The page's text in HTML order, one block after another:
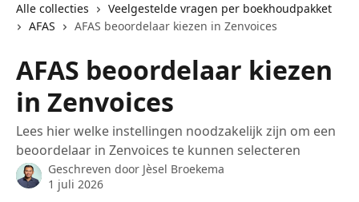
Alle collecties
Veelgestelde vragen per boekhoudpakket
AFAS
AFAS beoordelaar kiezen in Zenvoices
AFAS beoordelaar kiezen
in Zenvoices
Lees hier welke instellingen noodzakelijk zijn om een
beoordelaar in Zenvoices te kunnen selecteren
Geschreven door Jèsel Broekema
1 juli 2026